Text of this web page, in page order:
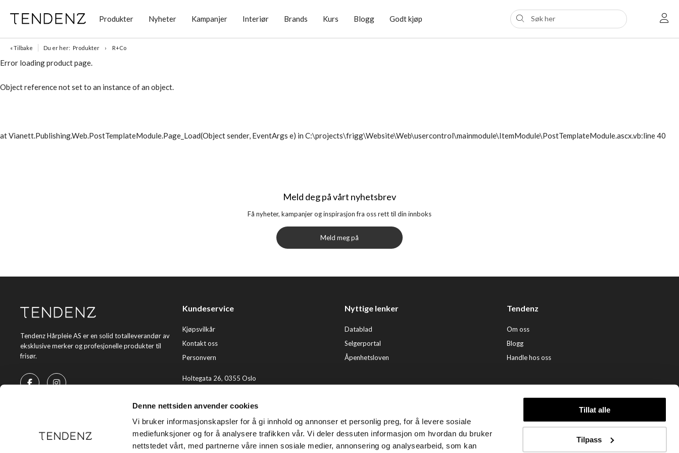
Denne nettsiden anvender cookies
Vi bruker informasjonskapsler for å gi innhold og annonser et personlig preg, for å levere sosiale
mediefunksjoner og for å analysere trafikken vår. Vi deler dessuten informasjon om hvordan du bruker
nettstedet vårt, med partnerne våre innen sosiale medier, annonsering og analysearbeid, som kan
Tillat alle
Tilpass
Produkter Nyheter Kampanjer Interiør Brands Kurs Blogg Godt kjøp
« Tilbake Du er her: Produkter R+Co
Error loading product page.
Object reference not set to an instance of an object.
at Vianett.Publishing.Web.PostTemplateModule.Page_Load(Object sender, EventArgs e) in C:\projects\frigg\Website\Web\usercontrol\mainmodule\ItemModule\PostTemplateModule.ascx.vb:line 40
Meld deg på vårt nyhetsbrev
Få nyheter, kampanjer og inspirasjon fra oss rett til din innboks
Meld meg på
Tendenz Hårpleie AS er en solid totalleverandør av
eksklusive merker og profesjonelle produkter til
frisør.
Kundeservice
Kjøpsvilkår
Kontakt oss
Personvern
Holtegata 26, 0355 Oslo
E-post:kundeservice@tendenz.net
Nyttige lenker
Datablad
Selgerportal
Åpenhetsloven
Tendenz
Om oss
Blogg
Handle hos oss
© Tendenz Hårpleie AS (org. nr. 948 341 662) |Nettbutikk levert av Kréatif